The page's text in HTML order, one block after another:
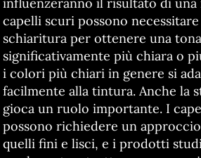
capelli scuri possono
schiaritura per ottenere una
significativamente più chiara o
i colori più chiari in genere si
facilmente alla tintura. Anche la
gioca un ruolo importante. I
possono richiedere un
quelli fini e lisci, e i prodotti